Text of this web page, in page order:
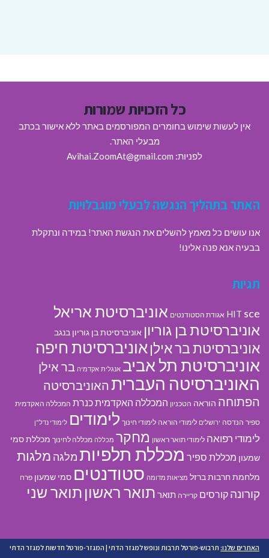
כל הזכויות שמורות
אין לעשות שימוש בחומרים המפורסמים באתר ללא אישור בכתב
מבעלי האתר.
לפניות: Avihai.ZoomAt@gmail.com
האתר בתהליך הנגשה לבעלי מוגבלויות
אנו עושים כל מאמץ להשלים את הנגשת האתר! במידה ונתקלת
בבעיה אנא פנה אלינו!
תגיות
HIT sce אגודת הסטודנטים אוניברסיטת אריאל
אוניברסיטת בן גוריון אוניברסיטת בן גוריון בנגב
אוניברסיטת בר אילן אוניברסיטת חיפה
אוניברסיטת תל אביב אנגלית אקדמיה בר אילן
האוניברסיטה העברית האוניברסיטה
הפתוחה הוראה הטכניון המכללה האקדמית כנרת המכללה האקדמית
ספיר הנדסה ירושלים לימודי הוראה לימודי חינוך לימודים לימודי נדל"ן
לימודי רפואה לימודי תואר ראשון מחקר מכללה מכללה לחינוך מכללת סמי
שמעון מכללת ספיר מכללת תלפיות מלגה מלגות
מלחמת חרבות ברזל מציאות מדומה סטודנטים סמי שמעון פרח
קורונה קורסים קריירה תואר תואר ראשון תואר שני
האתרים שלנו: תרבוש-פורטל תרבות ונופש למגזר הדתי | המגזר-פורטל חדשות למגזר הדתי